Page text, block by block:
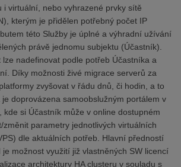
i virtuální, nebo vyhrazené prvky sítě
kterým je přidělen potřebný počet IP
této Služby je úplné a výhradní užívání
právě jednomu subjektu (Účastník).
nadefinovat podle potřeb Účastníka a
Díky možnosti živé migrace serverů za
zvyšovat v řádu dnů, či hodin, a to
doprovázena samoobslužným portálem v
kde si Účastník může v online dostupném
změnit parametry jednotlivých virtuálních
dle aktuálních potřeb. Hlavní předností
možnost využití již vlastněných SW licencí
architektury HA clusteru v souladu s